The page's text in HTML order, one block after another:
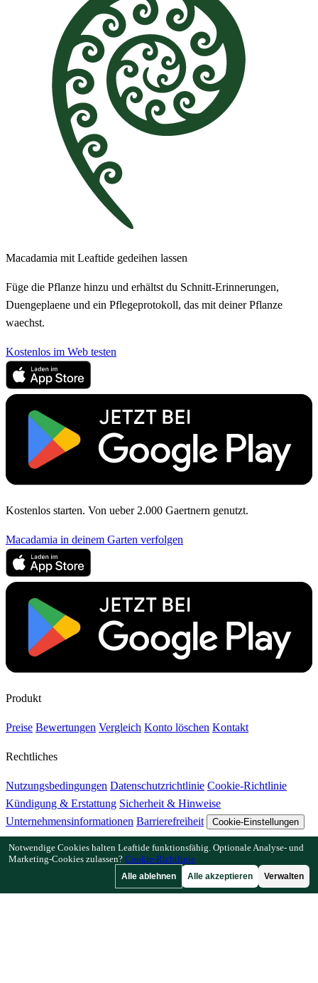
Macadamia mit Leaftide gedeihen lassen
Füge die Pflanze hinzu und erhältst du Schnitt-Erinnerungen,
Duengeplaene und ein Pflegeprotokoll, das mit deiner Pflanze
waechst.
Kostenlos im Web testen
Kostenlos starten. Von ueber 2.000 Gaertnern genutzt.
Macadamia in deinem Garten verfolgen
Produkt
Preise Bewertungen Vergleich Konto löschen Kontakt
Rechtliches
Nutzungsbedingungen Datenschutzrichtlinie Cookie-Richtlinie
Kündigung & Erstattung Sicherheit & Hinweise
Unternehmensinformationen Barrierefreiheit Cookie-Einstellungen
Funktionen
Beetplaner-Anleitung Pflanzenbibliothek
Gartengalerie
Notwendige Cookies halten Leaftide funktionsfähig. Optionale Analyse- und
Marketing-Cookies zulassen? Cookie-Richtlinie
Alle ablehnen Alle akzeptieren Verwalten